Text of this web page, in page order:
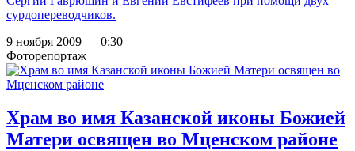
сурдопереводчиков.
9 ноября 2009 — 0:30
Фоторепортаж
Храм во имя Казанской иконы Божией
Матери освящен во Мценском районе